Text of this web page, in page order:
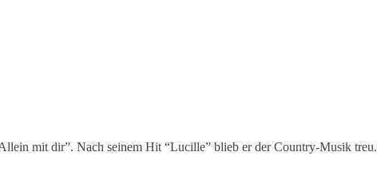
mit dir”. Nach seinem Hit “Lucille” blieb er der Country-Musik treu.